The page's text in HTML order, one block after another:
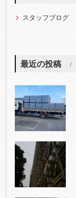
スタッフブログ
最近の投稿